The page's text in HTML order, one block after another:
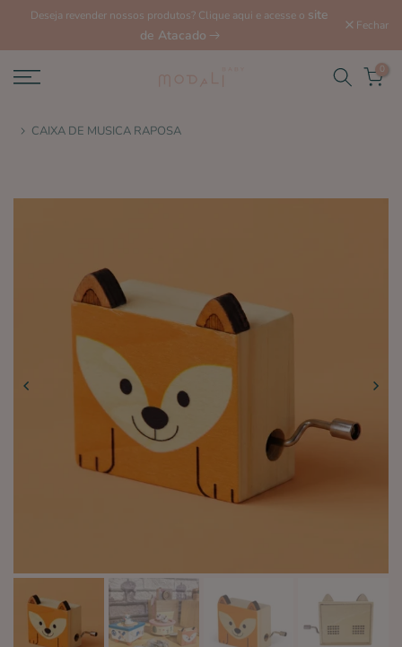
Deseja revender nossos produtos? Clique aqui e acesse o site
de Atacado
Fechar
0
CAIXA DE MUSICA RAPOSA